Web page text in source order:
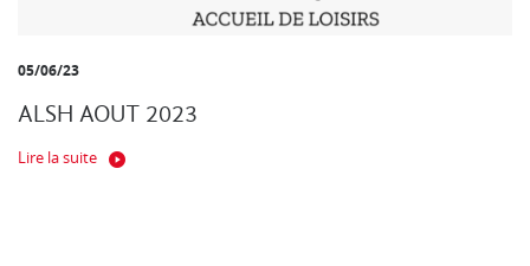
05/06/23
ALSH AOUT 2023
Lire la suite